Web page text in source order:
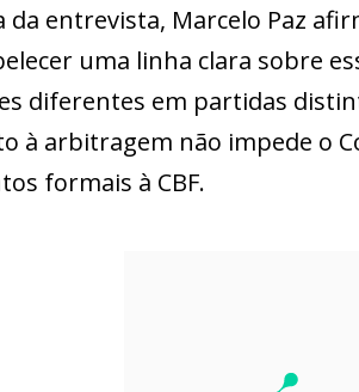
da entrevista, Marcelo Paz
uma linha clara sobre
diferentes em partidas
à arbitragem não impede o
formais à CBF.